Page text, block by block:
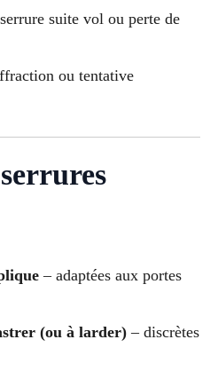
suite vol ou perte de
ou tentative
– adaptées aux portes
(ou à larder)– discrètes